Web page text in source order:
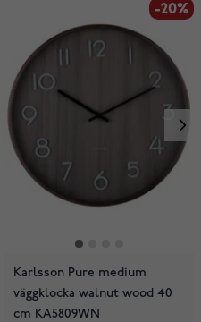
-20%
Karlsson Pure medium
väggklocka walnut wood 40
cm KA5809WN